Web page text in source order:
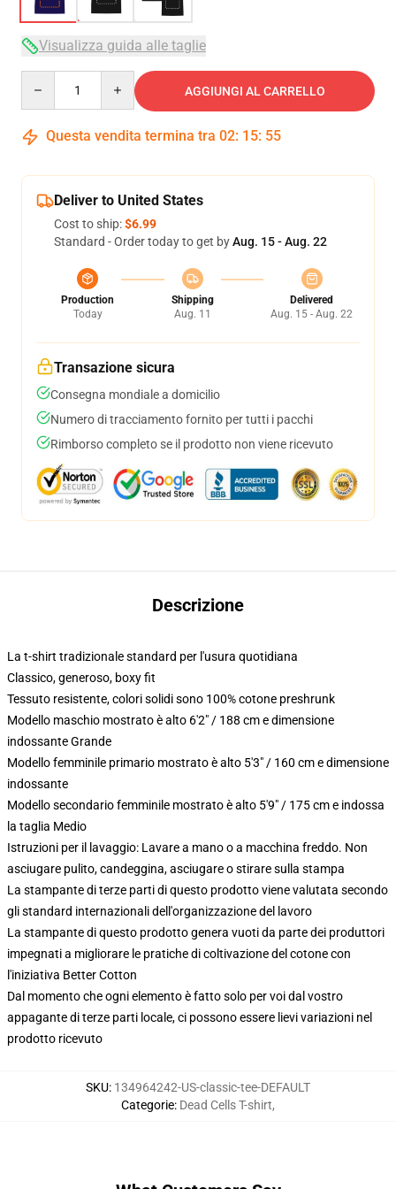
Visualizza guida alle taglie
AGGIUNGI AL CARRELLO
Questa vendita termina tra 02: 15: 54
Deliver to United States
Cost to ship:$6.99
Standard - Order today to get byAug. 15 - Aug. 22
Production
Today
Shipping
Aug. 11
Delivered
Aug. 15 - Aug. 22
Transazione sicura
Consegna mondiale a domicilio
Numero di tracciamento fornito per tutti i pacchi
Rimborso completo se il prodotto non viene ricevuto
Descrizione
La t-shirt tradizionale standard per l'usura quotidiana
Classico, generoso, boxy fit
Tessuto resistente, colori solidi sono 100% cotone preshrunk
Modello maschio mostrato è alto 6'2" / 188 cm e dimensione
indossante Grande
Modello femminile primario mostrato è alto 5'3" / 160 cm e dimensione
indossante
Modello secondario femminile mostrato è alto 5'9" / 175 cm e indossa
la taglia Medio
Istruzioni per il lavaggio: Lavare a mano o a macchina freddo. Non
asciugare pulito, candeggina, asciugare o stirare sulla stampa
La stampante di terze parti di questo prodotto viene valutata secondo
gli standard internazionali dell'organizzazione del lavoro
La stampante di questo prodotto genera vuoti da parte dei produttori
impegnati a migliorare le pratiche di coltivazione del cotone con
l'iniziativa Better Cotton
Dal momento che ogni elemento è fatto solo per voi dal vostro
appagante di terze parti locale, ci possono essere lievi variazioni nel
prodotto ricevuto
SKU: 134964242-US-classic-tee-DEFAULT
Categorie: Dead Cells T-shirt,